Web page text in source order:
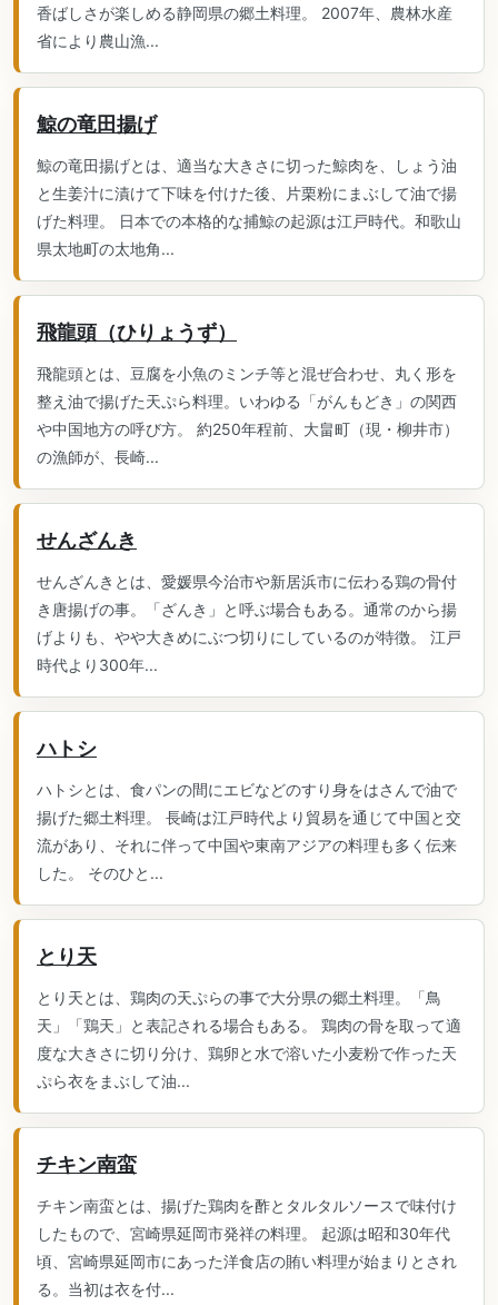
香ばしさが楽しめる静岡県の郷土料理。 2007年、農林水産
省により農山漁...
鯨の竜田揚げ
鯨の竜田揚げとは、適当な大きさに切った鯨肉を、しょう油
と生姜汁に漬けて下味を付けた後、片栗粉にまぶして油で揚
げた料理。 日本での本格的な捕鯨の起源は江戸時代。和歌山
県太地町の太地角...
飛龍頭（ひりょうず）
飛龍頭とは、豆腐を小魚のミンチ等と混ぜ合わせ、丸く形を
整え油で揚げた天ぷら料理。いわゆる「がんもどき」の関西
や中国地方の呼び方。 約250年程前、大畠町（現・柳井市）
の漁師が、長崎...
せんざんき
せんざんきとは、愛媛県今治市や新居浜市に伝わる鶏の骨付
き唐揚げの事。「ざんき」と呼ぶ場合もある。通常のから揚
げよりも、やや大きめにぶつ切りにしているのが特徴。 江戸
時代より300年...
ハトシ
ハトシとは、食パンの間にエビなどのすり身をはさんで油で
揚げた郷土料理。 長崎は江戸時代より貿易を通じて中国と交
流があり、それに伴って中国や東南アジアの料理も多く伝来
した。 そのひと...
とり天
とり天とは、鶏肉の天ぷらの事で大分県の郷土料理。「鳥
天」「鶏天」と表記される場合もある。 鶏肉の骨を取って適
度な大きさに切り分け、鶏卵と水で溶いた小麦粉で作った天
ぷら衣をまぶして油...
チキン南蛮
チキン南蛮とは、揚げた鶏肉を酢とタルタルソースで味付け
したもので、宮崎県延岡市発祥の料理。 起源は昭和30年代
頃、宮崎県延岡市にあった洋食店の賄い料理が始まりとされ
る。当初は衣を付...